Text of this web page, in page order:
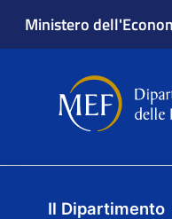
Ministero
MenuIl Dipartimento